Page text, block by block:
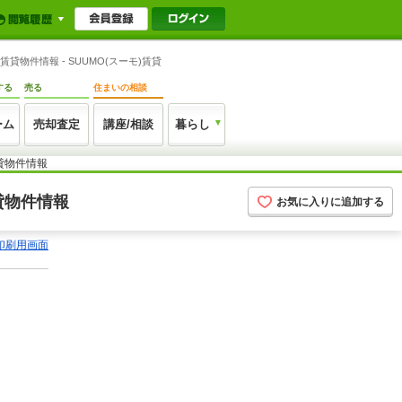
貸物件情報 - SUUMO(スーモ)賃貸
る
ム
売る
売却査定
住まいの相談
講座/相談 暮らし
物件情報
件情報 お気に入りに追加する
刷用画面